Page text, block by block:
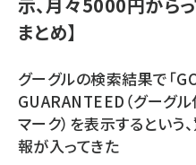
youtube (2429)
セミナー (2303)
z世代 (1622)
meo (1275)
まとめ】
グーグルの検索結果で「
GUARANTEED（グーグル
マーク）を表示するという
報が入ってきた